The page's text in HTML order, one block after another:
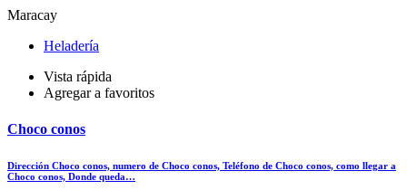
Maracay
Heladería
Vista rápida
Agregar a favoritos
Choco conos
Dirección Choco conos, numero de Choco conos, Teléfono de Choco conos, como llegar a
Choco conos, Donde queda…